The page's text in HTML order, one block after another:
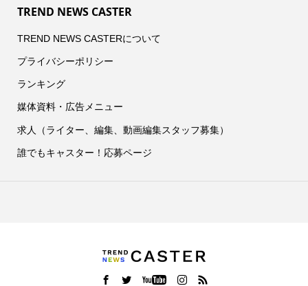
TREND NEWS CASTER
TREND NEWS CASTERについて
プライバシーポリシー
ランキング
媒体資料・広告メニュー
求人（ライター、編集、動画編集スタッフ募集）
誰でもキャスター！応募ページ